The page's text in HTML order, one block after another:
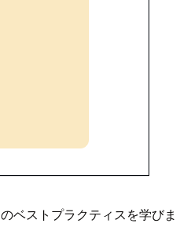
ベストプラクティスを学びま